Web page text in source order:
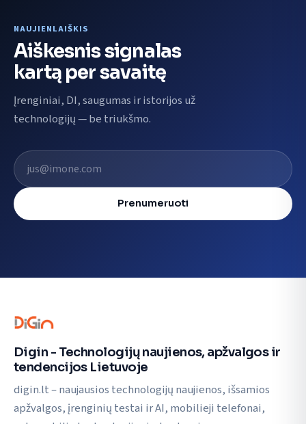
NAUJIENLAIŠKIS
Aiškesnis signalas
kartą per savaitę
Įrenginiai, DI, saugumas ir istorijos už
technologijų — be triukšmo.
El. pašto adresas
Prenumeruoti
Digin - Technologijų naujienos, apžvalgos ir
tendencijos Lietuvoje
digin.lt – naujausios technologijų naujienos, išsamios
apžvalgos, įrenginių testai ir AI, mobilieji telefonai,